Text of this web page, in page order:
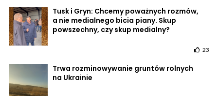
Tusk i Gryn: Chcemy poważnych rozmów,
a nie medialnego bicia piany. Skup
powszechny, czy skup medialny?
23
Trwa rozminowywanie gruntów rolnych
na Ukrainie